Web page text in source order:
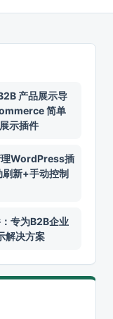
产品展示导
简单
示插件
WordPress插
新+手动控制
专为B2B企业
解决方案